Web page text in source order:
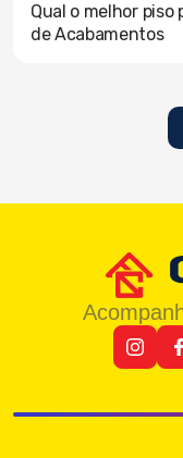
Qual o melhor piso
de Acabamentos